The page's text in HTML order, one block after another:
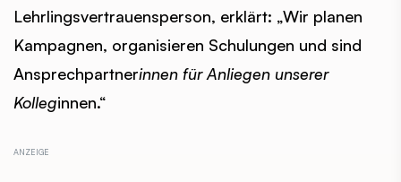
Lehrlingsvertrauensperson, erklärt: „Wir planen
Kampagnen, organisieren Schulungen und sind
Ansprechpartnerinnen für Anliegen unserer
Kolleginnen.“